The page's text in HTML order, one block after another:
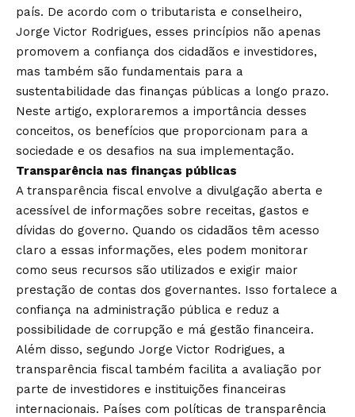
país. De acordo com o tributarista e conselheiro,
Jorge Victor Rodrigues, esses princípios não apenas
promovem a confiança dos cidadãos e investidores,
mas também são fundamentais para a
sustentabilidade das finanças públicas a longo prazo.
Neste artigo, exploraremos a importância desses
conceitos, os benefícios que proporcionam para a
sociedade e os desafios na sua implementação.
Transparência nas finanças públicas
A transparência fiscal envolve a divulgação aberta e
acessível de informações sobre receitas, gastos e
dívidas do governo. Quando os cidadãos têm acesso
claro a essas informações, eles podem monitorar
como seus recursos são utilizados e exigir maior
prestação de contas dos governantes. Isso fortalece a
confiança na administração pública e reduz a
possibilidade de corrupção e má gestão financeira.
Além disso, segundo Jorge Victor Rodrigues, a
transparência fiscal também facilita a avaliação por
parte de investidores e instituições financeiras
internacionais. Países com políticas de transparência